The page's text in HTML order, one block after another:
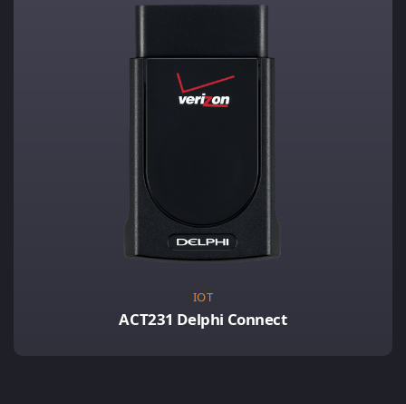
IOT
ACT231 Delphi Connect